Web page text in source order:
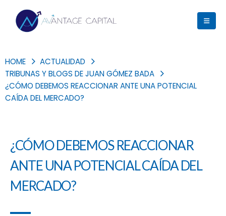
HOME
ACTUALIDAD
TRIBUNAS Y BLOGS DE JUAN GÓMEZ BADA
¿CÓMO DEBEMOS REACCIONAR ANTE UNA POTENCIAL
CAÍDA DEL MERCADO?
¿CÓMO DEBEMOS REACCIONAR
ANTE UNA POTENCIAL CAÍDA DEL
MERCADO?